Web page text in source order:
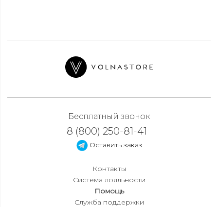
Бесплатный звонок
8 (800) 250-81-41
Оставить заказ
Контакты
Система лояльности
Помощь
Служба поддержки